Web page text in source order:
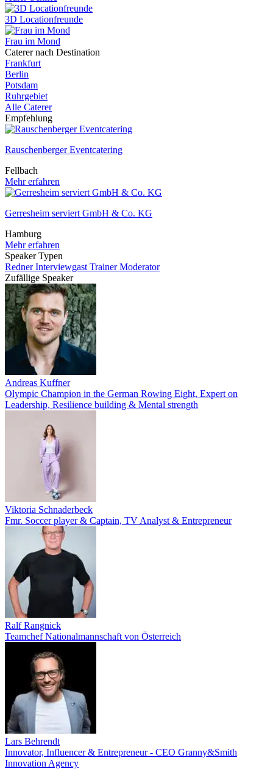
3D Locationfreunde
Frau im Mond
Caterer nach Destination
Frankfurt
Berlin
Potsdam
Ruhrgebiet
Alle Caterer
Empfehlung
Rauschenberger Eventcatering
Fellbach
Mehr erfahren
Gerresheim serviert GmbH & Co. KG
Hamburg
Mehr erfahren
Speaker Typen
RednerInterviewgast TrainerModerator
Zufällige Speaker
Andreas Kuffner
Olympic Champion in the German Rowing Eight, Expert on
Leadership, Resilience building & Mental strength
Viktoria Schnaderbeck
Fmr. Soccer player & Captain, TV Analyst & Entrepreneur
Ralf Rangnick
Teamchef Nationalmannschaft von Österreich
Lars Behrendt
Innovator, Influencer & Entrepreneur - CEO Granny&Smith
Innovation Agency